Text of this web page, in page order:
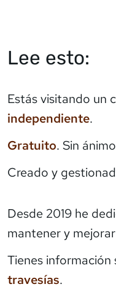
Lee esto:
Estás visitando un
independiente.
Gratuito. Sin
Creado y
Desde 2019 he
mantener y
Tienes información
travesías.